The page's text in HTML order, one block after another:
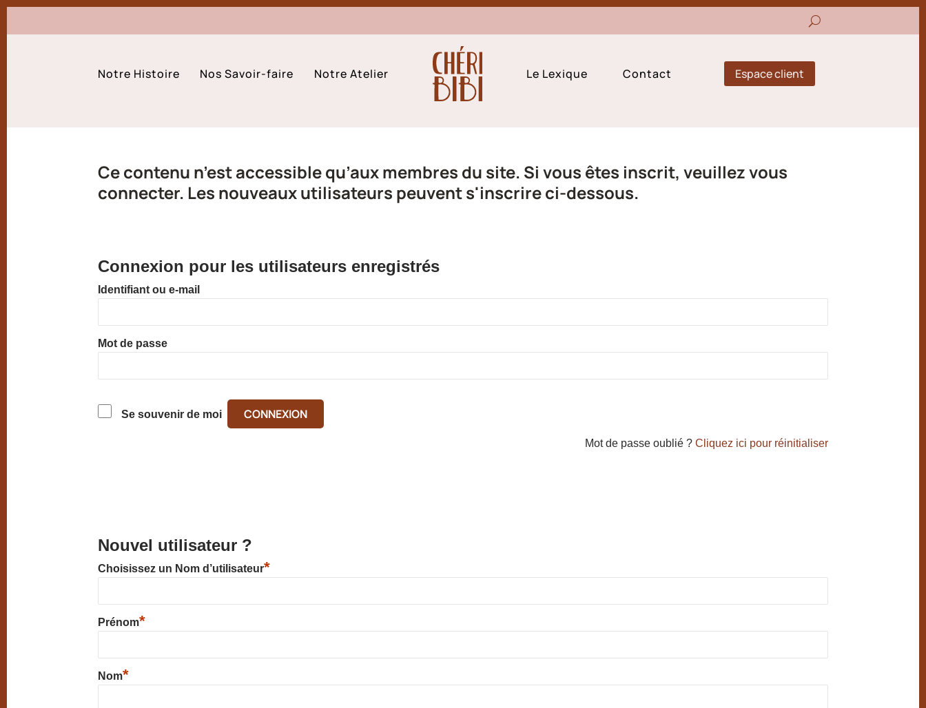
Notre Histoire Nos Savoir-faire Notre Atelier Le Lexique Contact Espace client
Ce contenu n’est accessible qu’aux membres du site. Si vous êtes inscrit, veuillez vous
connecter. Les nouveaux utilisateurs peuvent s'inscrire ci-dessous.
Connexion pour les utilisateurs enregistrés
Identifiant ou e-mail
Mot de passe
Se souvenir de moi
Mot de passe oublié ? Cliquez ici pour réinitialiser
Nouvel utilisateur ?
Choisissez un Nom d’utilisateur*
Prénom*
Nom*